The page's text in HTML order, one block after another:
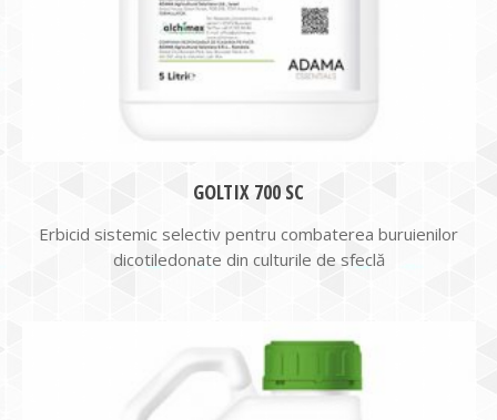
GOLTIX 700 SC
Erbicid sistemic selectiv pentru combaterea buruienilor
dicotiledonate din culturile de sfeclă